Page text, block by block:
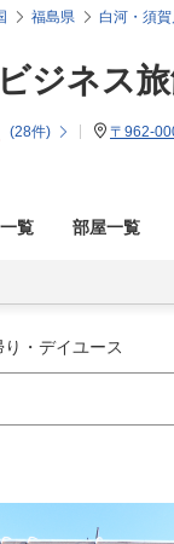
福島県 白河・須賀
ジネス旅
(28件) 〒962-
覧 部屋一覧
り・デイユース